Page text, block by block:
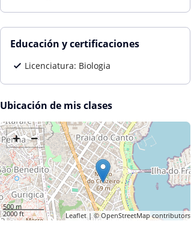
Educación y certificaciones
Licenciatura: Biologia
Ubicación de mis clases
+ −
500 m
2000 ft
Leaflet| ©OpenStreetMapcontributors